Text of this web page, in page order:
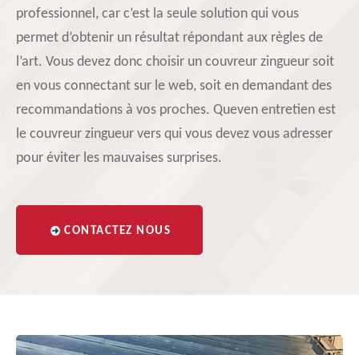
professionnel, car c’est la seule solution qui vous
permet d’obtenir un résultat répondant aux règles de
l’art. Vous devez donc choisir un couvreur zingueur soit
en vous connectant sur le web, soit en demandant des
recommandations à vos proches. Queven entretien est
le couvreur zingueur vers qui vous devez vous adresser
pour éviter les mauvaises surprises.
CONTACTEZ NOUS